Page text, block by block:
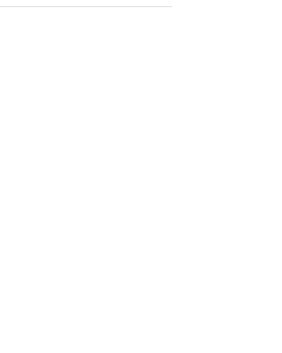
Congrès 2020